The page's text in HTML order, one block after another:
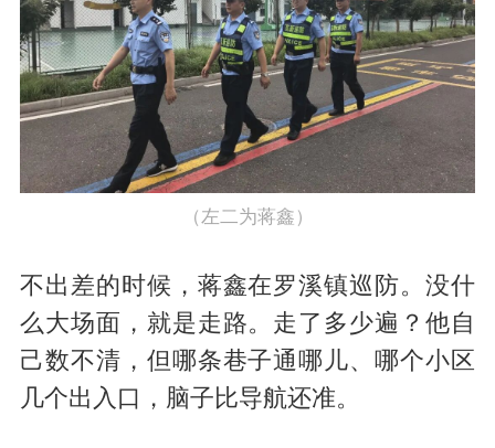
（左二为蒋鑫）
不出差的时候，蒋鑫在罗溪镇巡防。没什
么大场面，就是走路。走了多少遍？他自
己数不清，但哪条巷子通哪儿、哪个小区
几个出入口，脑子比导航还准。